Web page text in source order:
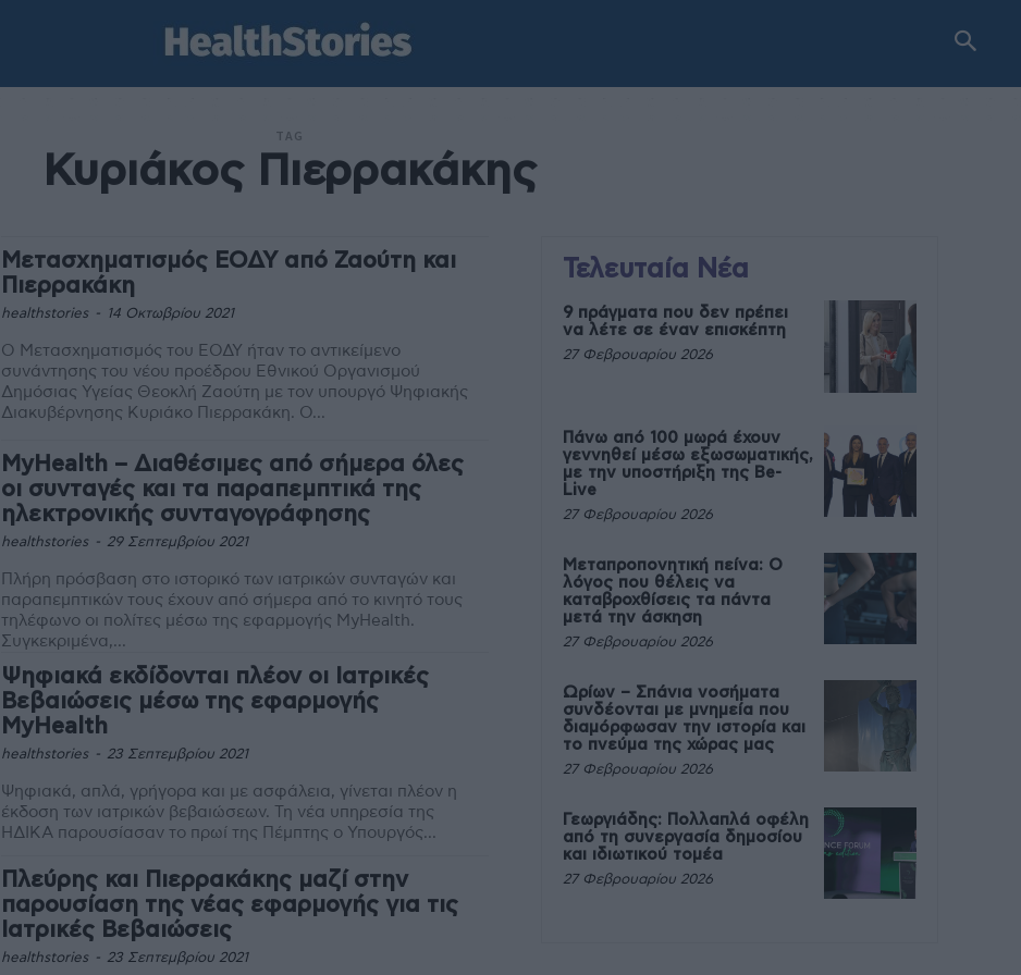
TAG
Κυριάκος Πιερρακάκης
Μετασχηματισμός ΕΟΔΥ από Ζαούτη και
Πιερρακάκη
healthstories - 14 Οκτωβρίου 2021
Ο Μετασχηματισμός του ΕΟΔΥ ήταν το αντικείμενο
συνάντησης του νέου προέδρου Εθνικού Οργανισμού
Δημόσιας Υγείας Θεοκλή Ζαούτη με τον υπουργό Ψηφιακής
Διακυβέρνησης Κυριάκο Πιερρακάκη. Ο...
MyHealth – Διαθέσιμες από σήμερα όλες
οι συνταγές και τα παραπεμπτικά της
ηλεκτρονικής συνταγογράφησης
healthstories - 29 Σεπτεμβρίου 2021
Πλήρη πρόσβαση στο ιστορικό των ιατρικών συνταγών και
παραπεμπτικών τους έχουν από σήμερα από το κινητό τους
τηλέφωνο οι πολίτες μέσω της εφαρμογής MyHealth.
Συγκεκριμένα,...
Ψηφιακά εκδίδονται πλέον οι Ιατρικές
Βεβαιώσεις μέσω της εφαρμογής
MyHealth
healthstories - 23 Σεπτεμβρίου 2021
Ψηφιακά, απλά, γρήγορα και με ασφάλεια, γίνεται πλέον η
έκδοση των ιατρικών βεβαιώσεων. Τη νέα υπηρεσία της
ΗΔΙΚΑ παρουσίασαν το πρωί της Πέμπτης ο Υπουργός...
Πλεύρης και Πιερρακάκης μαζί στην
παρουσίαση της νέας εφαρμογής για τις
Ιατρικές Βεβαιώσεις
healthstories - 23 Σεπτεμβρίου 2021
Τελευταία Νέα
9 πράγματα που δεν πρέπει
να λέτε σε έναν επισκέπτη
27 Φεβρουαρίου 2026
Πάνω από 100 μωρά έχουν
γεννηθεί μέσω εξωσωματικής,
με την υποστήριξη της Be-
Live
27 Φεβρουαρίου 2026
Μεταπροπονητική πείνα: Ο
λόγος που θέλεις να
καταβροχθίσεις τα πάντα
μετά την άσκηση
27 Φεβρουαρίου 2026
Ωρίων – Σπάνια νοσήματα
συνδέονται με μνημεία που
διαμόρφωσαν την ιστορία και
το πνεύμα της χώρας μας
27 Φεβρουαρίου 2026
Γεωργιάδης: Πολλαπλά οφέλη
από τη συνεργασία δημοσίου
και ιδιωτικού τομέα
27 Φεβρουαρίου 2026